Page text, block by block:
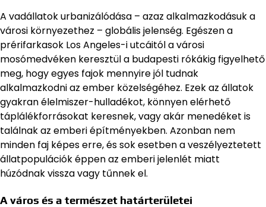
A vadállatok urbanizálódása – azaz alkalmazkodásuk a
városi környezethez – globális jelenség. Egészen a
prérifarkasok Los Angeles-i utcáitól a városi
mosómedvéken keresztül a budapesti rókákig figyelhető
meg, hogy egyes fajok mennyire jól tudnak
alkalmazkodni az ember közelségéhez. Ezek az állatok
gyakran élelmiszer-hulladékot, könnyen elérhető
táplálékforrásokat keresnek, vagy akár menedéket is
találnak az emberi építményekben. Azonban nem
minden faj képes erre, és sok esetben a veszélyeztetett
állatpopulációk éppen az emberi jelenlét miatt
húzódnak vissza vagy tűnnek el.
A város és a természet határterületei